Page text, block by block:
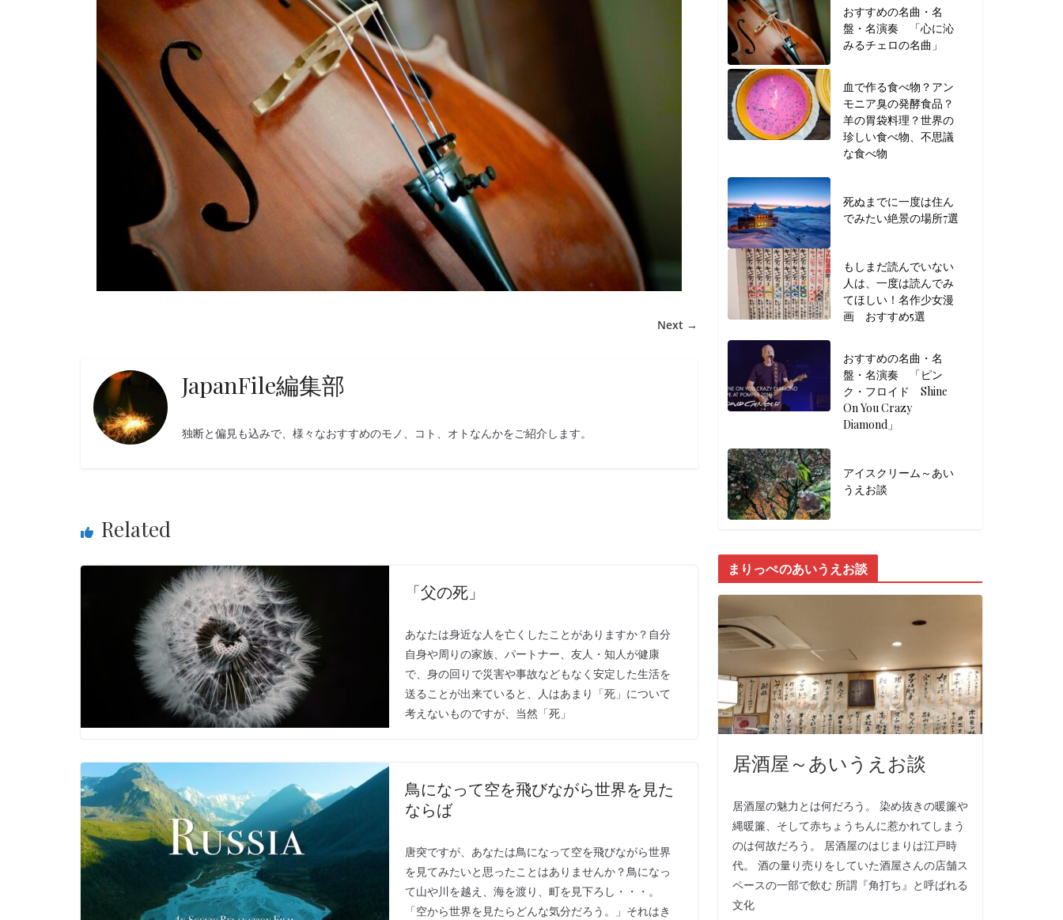
Next →
JapanFile編集部
独断と偏見も込みで、様々なおすすめのモノ、コト、オトなんかをご紹介します。
Related
「父の死」
あなたは身近な人を亡くしたことがありますか？自分
自身や周りの家族、パートナー、友人・知人が健康
で、身の回りで災害や事故などもなく安定した生活を
送ることが出来ていると、人はあまり「死」について
考えないものですが、当然「死」
鳥になって空を飛びながら世界を見た
ならば
唐突ですが、あなたは鳥になって空を飛びながら世界
を見てみたいと思ったことはありませんか？鳥になっ
て山や川を越え、海を渡り、町を見下ろし・・・。
「空から世界を見たらどんな気分だろう。」それはき
おすすめの名曲・名
盤・名演奏 「心に沁
みるチェロの名曲」
血で作る食べ物？アン
モニア臭の発酵食品？
羊の胃袋料理？世界の
珍しい食べ物、不思議
な食べ物
死ぬまでに一度は住ん
でみたい絶景の場所7選
もしまだ読んでいない
人は、一度は読んでみ
てほしい！名作少女漫
画 おすすめ5選
おすすめの名曲・名
盤・名演奏 「ピン
ク・フロイド Shine
On You Crazy
Diamond」
アイスクリーム～あい
うえお談
まりっぺのあいうえお談
居酒屋～あいうえお談
居酒屋の魅力とは何だろう。 染め抜きの暖簾や
縄暖簾、そして赤ちょうちんに惹かれてしまう
のは何故だろう。 居酒屋のはじまりは江戸時
代。 酒の量り売りをしていた酒屋さんの店舗ス
ペースの一部で飲む 所謂『角打ち』と呼ばれる
文化